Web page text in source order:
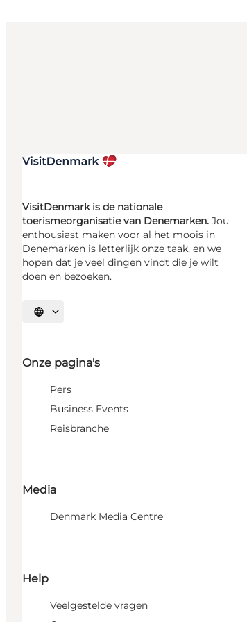
VisitDenmark is de nationale
toerismeorganisatie van Denemarken. Jou
enthousiast maken voor al het moois in
Denemarken is letterlijk onze taak, en we
hopen dat je veel dingen vindt die je wilt
doen en bezoeken.
Selecteer taal
Onze pagina's
Pers
Business Events
Reisbranche
Media
Denmark Media Centre
Help
Veelgestelde vragen